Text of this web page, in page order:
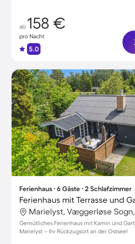
ab 158 €
pro Nacht
5.0
Ferienhaus ∙ 6 Gäste ∙ 2 Schlafzimmer
Ferienhaus mit Terrasse und
Marielyst, Væggerløse
Gemütliches Ferienhaus mit Kamin und
Marielyst – Ihr Rückzugsort an der Ostsee!